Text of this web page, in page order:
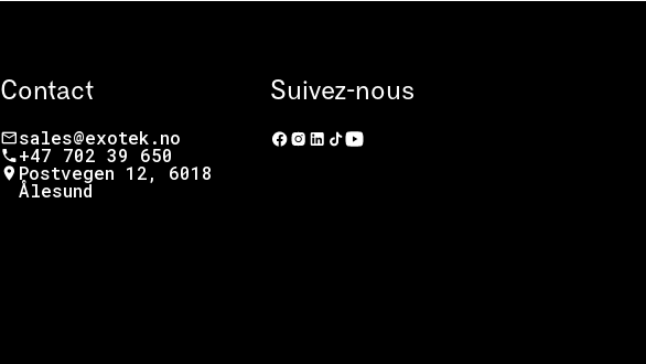
Contact
sales@exotek.no
+47 702 39 650
Postvegen 12, 6018
Ålesund
Suivez-nous